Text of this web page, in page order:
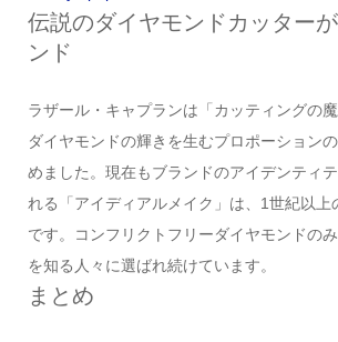
伝説のダイヤモンドカッター
ンド
ラザール・キャプランは「カッティングの魔
ダイヤモンドの輝きを生むプロポーション
めました。現在もブランドのアイデンティ
れる「アイディアルメイク」は、1世紀以上
です。コンフリクトフリーダイヤモンドの
を知る人々に選ばれ続けています。
まとめ